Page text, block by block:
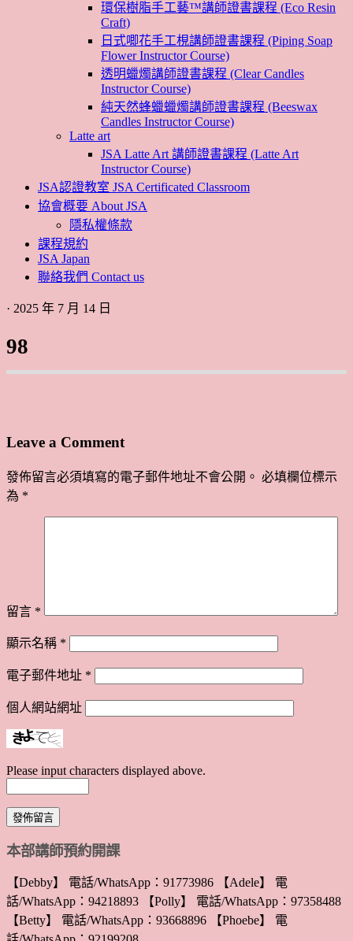
環保樹脂手工藝™講師證書課程 (Eco Resin
Craft)
日式唧花手工梘講師證書課程 (Piping Soap
Flower Instructor Course)
透明蠟燭講師證書課程 (Clear Candles
Instructor Course)
純天然蜂蠟蠟燭講師證書課程 (Beeswax
Candles Instructor Course)
Latte art
JSA Latte Art 講師證書課程 (Latte Art
Instructor Course)
JSA認證教室 JSA Certificated Classroom
協會概要 About JSA
隱私權條款
課程規約
JSA Japan
聯絡我們 Contact us
· 2025 年 7 月 14 日
98
Leave a Comment
發佈留言必須填寫的電子郵件地址不會公開。 必填欄位標示
為 *
留言 *
顯示名稱 *
電子郵件地址 *
個人網站網址
Please input characters displayed above.
本部講師預約開課
【Debby】 電話/WhatsApp：91773986 【Adele】 電
話/WhatsApp：94218893 【Polly】 電話/WhatsApp：97358488
【Betty】 電話/WhatsApp：93668896 【Phoebe】 電